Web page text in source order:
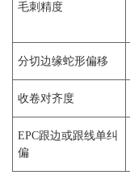
毛刺精度
分切边缘蛇形偏移
收卷对齐度
EPC跟边或跟线单纠
偏